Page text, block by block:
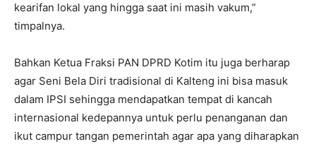
kearifan lokal yang hingga saat ini masih vakum,”
timpalnya.
Bahkan Ketua Fraksi PAN DPRD Kotim itu juga berharap
agar Seni Bela Diri tradisional di Kalteng ini bisa masuk
dalam IPSI sehingga mendapatkan tempat di kancah
internasional kedepannya untuk perlu penanganan dan
ikut campur tangan pemerintah agar apa yang diharapkan